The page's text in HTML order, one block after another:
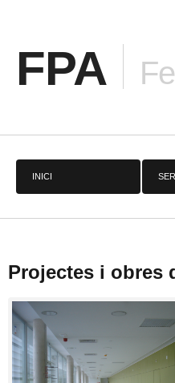
FPA
INICI
Projectes i obres